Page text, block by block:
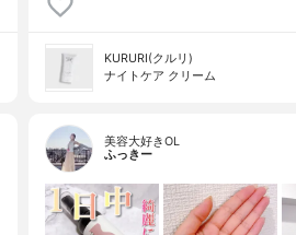
KURURI(クルリ)
ナイトケア クリーム
美容大好きOL
ふっきー